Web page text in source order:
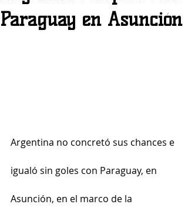
Paraguay en Asunción
Argentina no concretó sus chances e
igualó sin goles con Paraguay, en
Asunción, en el marco de la